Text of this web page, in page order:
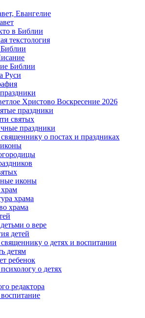
Евангелие
в Библии
текстология
Библии
Руси
Христово Воскресение 2026
праздники
святых
праздники
о постах и праздниках
иконы
храма
храма
о вере
детей
о детях и воспитании
детям
ребенок
о детях
редактора